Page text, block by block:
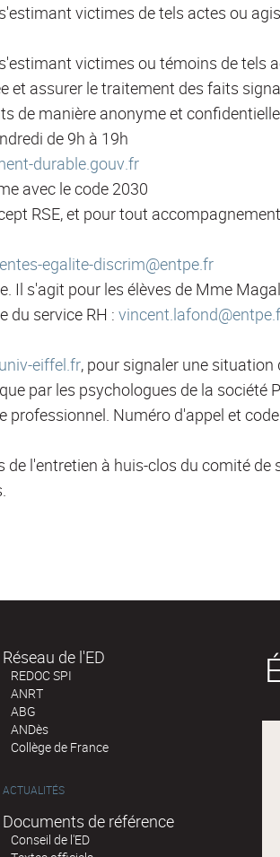
victimes de tels actes ou
victimes ou témoins de
et assurer le traitement des faits
de manière anonyme et confidentielle
de 9h à 19h
durable.gouv.fr
avec le code 2030
RSE, et pour tout
egalite-discrim@entpe.fr
Il s'agit pour les élèves de Mme
du service RH :
eiffel.fr, pour signaler une
par les psychologues de la
Numéro d'appel et
l'entretien à huis-clos du comité
Réseau de l'ED
REDOC SPI
ANRT
ABG
ANDès
Collège de France
ACTUALITÉS
Documents de référence
Conseil de l'ED